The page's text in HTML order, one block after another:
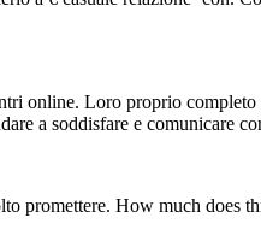
online. Loro proprio completo
a soddisfare e comunicare
promettere. How much does